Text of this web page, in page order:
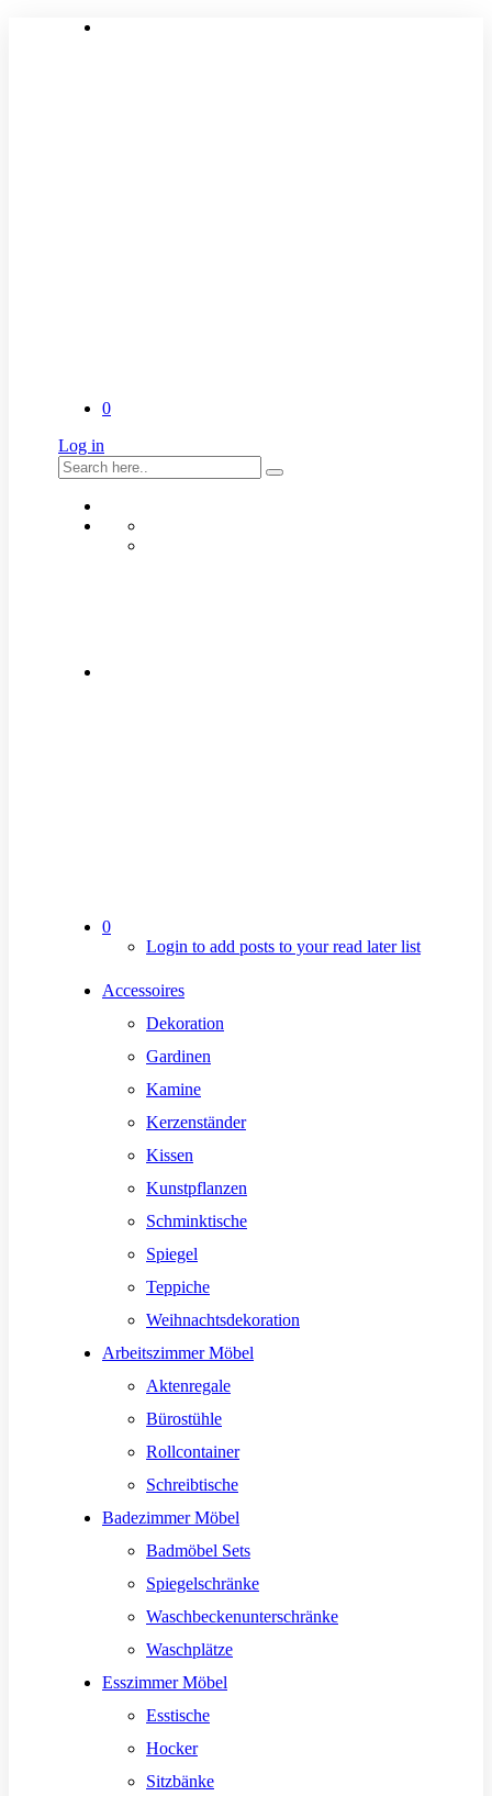
0
Log in
0
Login to add posts to your read later list
Accessoires
Dekoration
Gardinen
Kamine
Kerzenständer
Kissen
Kunstpflanzen
Schminktische
Spiegel
Teppiche
Weihnachtsdekoration
Arbeitszimmer Möbel
Aktenregale
Bürostühle
Rollcontainer
Schreibtische
Badezimmer Möbel
Badmöbel Sets
Spiegelschränke
Waschbeckenunterschränke
Waschplätze
Esszimmer Möbel
Esstische
Hocker
Sitzbänke